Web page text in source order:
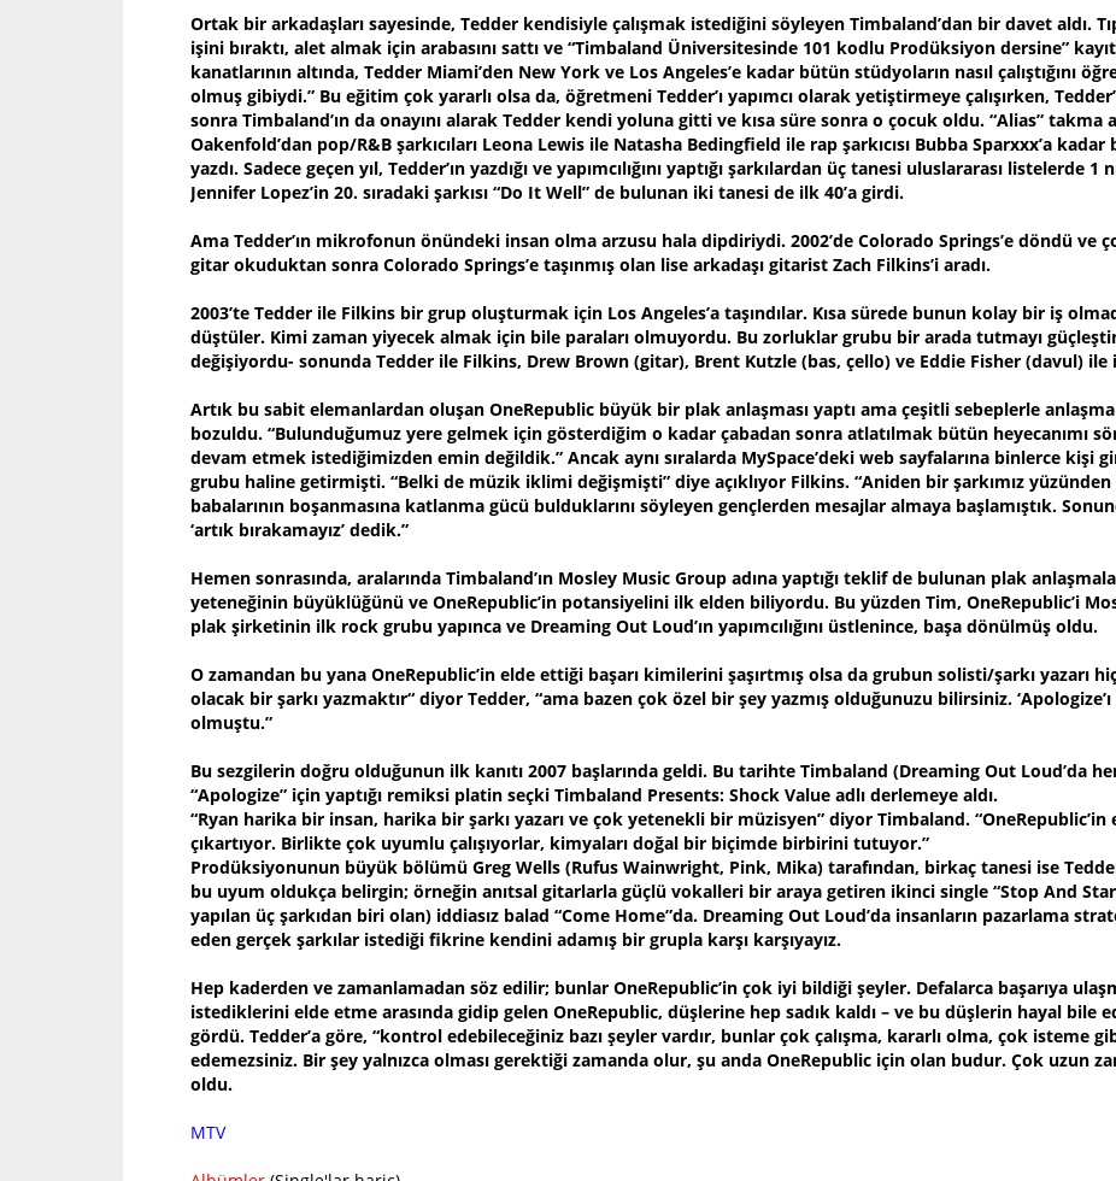
Ortak bir arkadaşları sayesinde, Tedder kendisiyle çalışmak istediğini söyleyen Timbaland’dan bir davet aldı.
işini bıraktı, alet almak için arabasını sattı ve “Timbaland Üniversitesinde 101 kodlu Prodüksiyon dersine” kayıt
kanatlarının altında, Tedder Miami’den New York ve Los Angeles’e kadar bütün stüdyoların nasıl çalıştığını
olmuş gibiydi.” Bu eğitim çok yararlı olsa da, öğretmeni Tedder’ı yapımcı olarak yetiştirmeye çalışırken,
sonra Timbaland’ın da onayını alarak Tedder kendi yoluna gitti ve kısa süre sonra o çocuk oldu. “Alias” takma
Oakenfold’dan pop/R&B şarkıcıları Leona Lewis ile Natasha Bedingfield ile rap şarkıcısı Bubba Sparxxx’a kadar
yazdı. Sadece geçen yıl, Tedder’ın yazdığı ve yapımcılığını yaptığı şarkılardan üç tanesi uluslararası
Jennifer Lopez’in 20. sıradaki şarkısı “Do It Well” de bulunan iki tanesi de ilk 40’a girdi.
Ama Tedder’ın mikrofonun önündeki insan olma arzusu hala dipdiriydi. 2002’de Colorado Springs’e döndü ve
gitar okuduktan sonra Colorado Springs’e taşınmış olan lise arkadaşı gitarist Zach Filkins’i aradı.
2003’te Tedder ile Filkins bir grup oluşturmak için Los Angeles’a taşındılar. Kısa sürede bunun kolay bir iş
düştüler. Kimi zaman yiyecek almak için bile paraları olmuyordu. Bu zorluklar grubu bir arada tutmayı
değişiyordu- sonunda Tedder ile Filkins, Drew Brown (gitar), Brent Kutzle (bas, çello) ve Eddie Fisher (davul)
Artık bu sabit elemanlardan oluşan OneRepublic büyük bir plak anlaşması yaptı ama çeşitli sebeplerle
bozuldu. “Bulunduğumuz yere gelmek için gösterdiğim o kadar çabadan sonra atlatılmak bütün heyecanımı
devam etmek istediğimizden emin değildik.” Ancak aynı sıralarda MySpace’deki web sayfalarına binlerce kişi
grubu haline getirmişti. “Belki de müzik iklimi değişmişti” diye açıklıyor Filkins. “Aniden bir şarkımız
babalarının boşanmasına katlanma gücü bulduklarını söyleyen gençlerden mesajlar almaya başlamıştık.
‘artık bırakamayız’ dedik.”
Hemen sonrasında, aralarında Timbaland’ın Mosley Music Group adına yaptığı teklif de bulunan plak
yeteneğinin büyüklüğünü ve OneRepublic’in potansiyelini ilk elden biliyordu. Bu yüzden Tim, OneRepublic’i
plak şirketinin ilk rock grubu yapınca ve Dreaming Out Loud’ın yapımcılığını üstlenince, başa dönülmüş oldu.
O zamandan bu yana OneRepublic’in elde ettiği başarı kimilerini şaşırtmış olsa da grubun solisti/şarkı yazarı
olacak bir şarkı yazmaktır“ diyor Tedder, “ama bazen çok özel bir şey yazmış olduğunuzu bilirsiniz.
olmuştu.”
Bu sezgilerin doğru olduğunun ilk kanıtı 2007 başlarında geldi. Bu tarihte Timbaland (Dreaming Out Loud’da
“Apologize” için yaptığı remiksi platin seçki Timbaland Presents: Shock Value adlı derlemeye aldı.
“Ryan harika bir insan, harika bir şarkı yazarı ve çok yetenekli bir müzisyen” diyor Timbaland. “OneRepublic’in
çıkartıyor. Birlikte çok uyumlu çalışıyorlar, kimyaları doğal bir biçimde birbirini tutuyor.”
Prodüksiyonunun büyük bölümü Greg Wells (Rufus Wainwright, Pink, Mika) tarafından, birkaç tanesi ise
bu uyum oldukça belirgin; örneğin anıtsal gitarlarla güçlü vokalleri bir araya getiren ikinci single “Stop And
yapılan üç şarkıdan biri olan) iddiasız balad “Come Home”da. Dreaming Out Loud’da insanların pazarlama
eden gerçek şarkılar istediği fikrine kendini adamış bir grupla karşı karşıyayız.
Hep kaderden ve zamanlamadan söz edilir; bunlar OneRepublic’in çok iyi bildiği şeyler. Defalarca başarıya
istediklerini elde etme arasında gidip gelen OneRepublic, düşlerine hep sadık kaldı – ve bu düşlerin hayal bile
gördü. Tedder’a göre, “kontrol edebileceğiniz bazı şeyler vardır, bunlar çok çalışma, kararlı olma, çok isteme
edemezsiniz. Bir şey yalnızca olması gerektiği zamanda olur, şu anda OneRepublic için olan budur. Çok uzun
oldu.
MTV